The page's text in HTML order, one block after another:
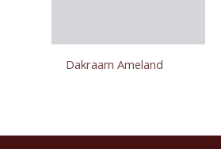
Dakraam Ameland